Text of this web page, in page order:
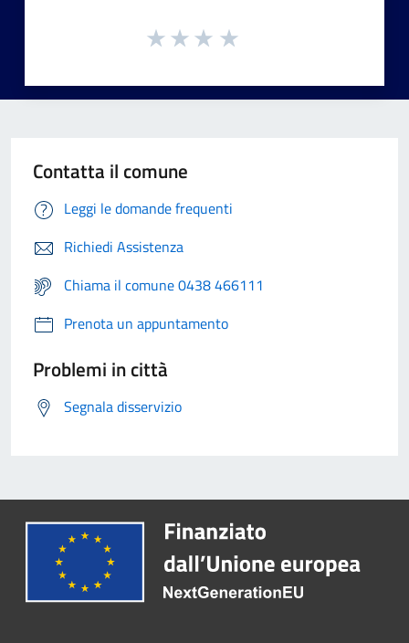
Contatta il comune
Leggi le domande frequenti
Richiedi Assistenza
Chiama il comune 0438 466111
Prenota un appuntamento
Problemi in città
Segnala disservizio